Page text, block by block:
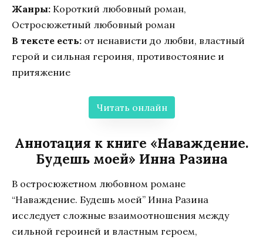
Жанры: Короткий любовный роман,
Остросюжетный любовный роман
В тексте есть: от ненависти до любви, властный
герой и сильная героиня, противостояние и
притяжение
Читать онлайн
Аннотация к книге «Наваждение.
Будешь моей» Инна Разина
В остросюжетном любовном романе
“Наваждение. Будешь моей” Инна Разина
исследует сложные взаимоотношения между
сильной героиней и властным героем,